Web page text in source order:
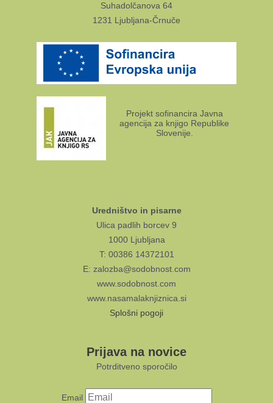
Suhadolčanova 64
1231 Ljubljana-Črnuče
Projekt sofinancira Javna
agencija za knjigo Republike
Slovenije.
Uredništvo in pisarne
Ulica padlih borcev 9
1000 Ljubljana
T: 00386 14372101
E: zalozba@sodobnost.com
www.sodobnost.com
www.nasamalaknjiznica.si
Splošni pogoji
Prijava na novice
Potrditveno sporočilo
Email